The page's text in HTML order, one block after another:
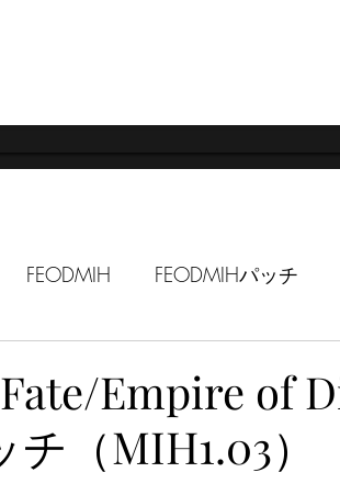
FEODMIH FEODMIHパッチ
Empire of
（MIH1.03）